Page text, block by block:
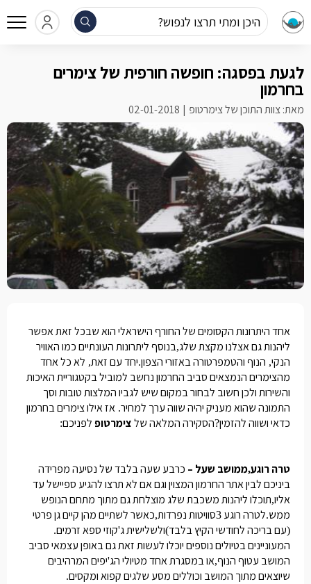
היכן ומתי תרצו לנפוש?
לגעת בפסגה: חופשה חורפית של צימרים
בחרמון
מאת: צוות התוכן של צימרטופ 02-01-2018
אחד היתרונות הקסומים של החורף הישראלי הוא שבכל זאת אפשר
ליהנות גם אצלנו מקצת שלג,בנוסף ליתרונות העונתיים כמו האוויר
הנקי, הנוף והטמפרטורה באזורי הצפון.יחד עם זאת, לא כל אחד
מהצימרים הנמצאים סביב החרמון נחשב למוביל בקטגוריית האיכות
והשירות ולכן חשוב לבחור במקום שיש לגביו המלצות טובות וסך
התמונה שהוא מעניק יהיה שווה ערך למחיר. אז אילו צימרים בחרמון
כדאי ושווה להזמין?הסקירה המלאה שלצימרטופלפניכם:
טרה רוגע,ממושב שעל – כרבע שעה בלבד של נסיעה מפרידה
ביניכם לבין אתר החרמון המצוין וגם אם לא תרצו להגיע ספיישל עד
אליו,תוכלו ליהנות משכבת שלג מוצלחת גם מתוך מתחם הנופש
ממש.לטרה רוגע 3סוויטות נפרדות,כאשר לשתיים מהן קיים גן פרטי
(עם בריכה לחודשי הקיץ בלבד)ולשלישית ג'קוזי ספא זרמים.
המעוניינים בטיולים נוספים יוכלו לעשות זאת גם באופן עצמאי סביב
המושב עטוף הנוף,או במסגרת אחד מטיולי הג'יפים המרהיבים
שיוצאים מתוך המושב וכוללים מסע שלגים קפוא ומקסים.